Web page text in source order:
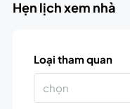
Hẹn lịch xem nhà
Loại tham quan
chọn